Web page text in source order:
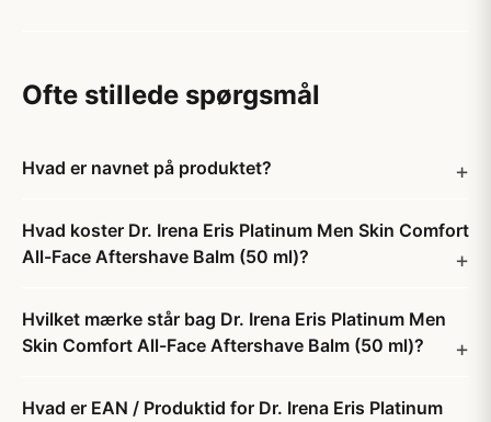
Ofte stillede spørgsmål
Hvad er navnet på produktet?
Hvad koster Dr. Irena Eris Platinum Men Skin Comfort
All-Face Aftershave Balm (50 ml)?
Hvilket mærke står bag Dr. Irena Eris Platinum Men
Skin Comfort All-Face Aftershave Balm (50 ml)?
Hvad er EAN / Produktid for Dr. Irena Eris Platinum